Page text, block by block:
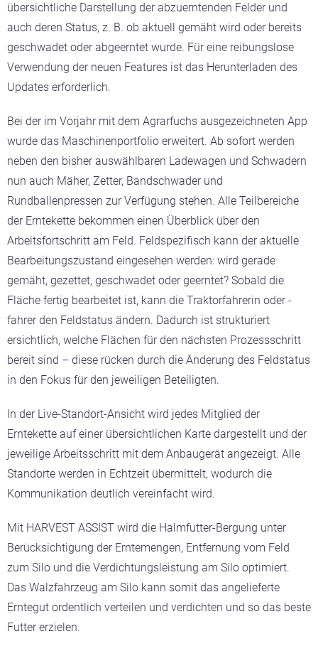
übersichtliche Darstellung der abzuerntenden Felder und
auch deren Status, z. B. ob aktuell gemäht wird oder bereits
geschwadet oder abgeerntet wurde. Für eine reibungslose
Verwendung der neuen Features ist das Herunterladen des
Updates erforderlich.
Bei der im Vorjahr mit dem Agrarfuchs ausgezeichneten App
wurde das Maschinenportfolio erweitert. Ab sofort werden
neben den bisher auswählbaren Ladewagen und Schwadern
nun auch Mäher, Zetter, Bandschwader und
Rundballenpressen zur Verfügung stehen. Alle Teilbereiche
der Erntekette bekommen einen Überblick über den
Arbeitsfortschritt am Feld. Feldspezifisch kann der aktuelle
Bearbeitungszustand eingesehen werden: wird gerade
gemäht, gezettet, geschwadet oder geerntet? Sobald die
Fläche fertig bearbeitet ist, kann die Traktorfahrerin oder -
fahrer den Feldstatus ändern. Dadurch ist strukturiert
ersichtlich, welche Flächen für den nächsten Prozessschritt
bereit sind – diese rücken durch die Änderung des Feldstatus
in den Fokus für den jeweiligen Beteiligten.
In der Live-Standort-Ansicht wird jedes Mitglied der
Erntekette auf einer übersichtlichen Karte dargestellt und der
jeweilige Arbeitsschritt mit dem Anbaugerät angezeigt. Alle
Standorte werden in Echtzeit übermittelt, wodurch die
Kommunikation deutlich vereinfacht wird.
Mit HARVEST ASSIST wird die Halmfutter-Bergung unter
Berücksichtigung der Erntemengen, Entfernung vom Feld
zum Silo und die Verdichtungsleistung am Silo optimiert.
Das Walzfahrzeug am Silo kann somit das angelieferte
Erntegut ordentlich verteilen und verdichten und so das beste
Futter erzielen.